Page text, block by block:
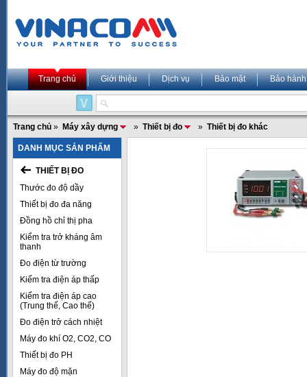
Trang chủ Giới thiệu Dịch vụ Bảo mật Bảo hành
Trang chủ » Máy xây dựng » Thiết bị đo » Thiết bị đo khác
DANH MỤC SẢN PHẨM
THIẾT BỊ ĐO
Thước đo độ dầy
Thiết bị đo đa năng
Đồng hồ chỉ thị pha
Kiểm tra trở kháng âm
thanh
Đo điện từ trường
Kiểm tra điện áp thấp
Kiểm tra điện áp cao
(Trung thế, Cao thế)
Đo điện trở cách nhiệt
Máy đo khí O2, CO2, CO
Thiết bị đo PH
Máy đo độ mặn